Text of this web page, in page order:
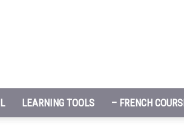
LEARNING TOOLS – FRENCH